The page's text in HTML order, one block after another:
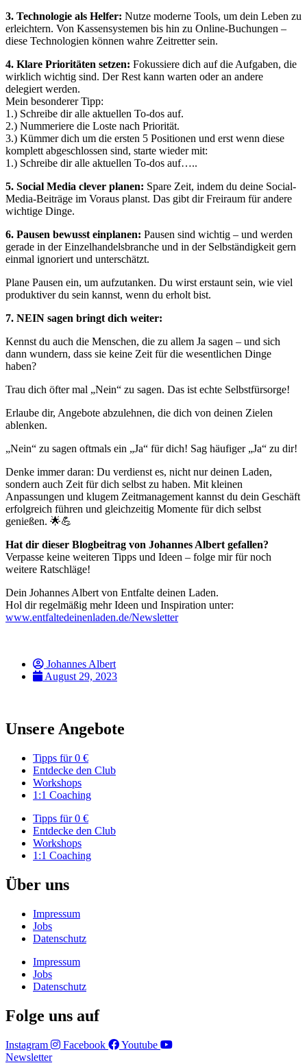
3. Technologie als Helfer: Nutze moderne Tools, um dein Leben zu
erleichtern. Von Kassensystemen bis hin zu Online-Buchungen –
diese Technologien können wahre Zeitretter sein.
4. Klare Prioritäten setzen: Fokussiere dich auf die Aufgaben, die
wirklich wichtig sind. Der Rest kann warten oder an andere
delegiert werden.
Mein besonderer Tipp:
1.) Schreibe dir alle aktuellen To-dos auf.
2.) Nummeriere die Loste nach Priorität.
3.) Kümmer dich um die ersten 5 Positionen und erst wenn diese
komplett abgeschlossen sind, starte wieder mit:
1.) Schreibe dir alle aktuellen To-dos auf…..
5. Social Media clever planen: Spare Zeit, indem du deine Social-
Media-Beiträge im Voraus planst. Das gibt dir Freiraum für andere
wichtige Dinge.
6. Pausen bewusst einplanen: Pausen sind wichtig – und werden
gerade in der Einzelhandelsbranche und in der Selbständigkeit gern
einmal ignoriert und unterschätzt.
Plane Pausen ein, um aufzutanken. Du wirst erstaunt sein, wie viel
produktiver du sein kannst, wenn du erholt bist.
7. NEIN sagen bringt dich weiter:
Kennst du auch die Menschen, die zu allem Ja sagen – und sich
dann wundern, dass sie keine Zeit für die wesentlichen Dinge
haben?
Trau dich öfter mal „Nein“ zu sagen. Das ist echte Selbstfürsorge!
Erlaube dir, Angebote abzulehnen, die dich von deinen Zielen
ablenken.
„Nein“ zu sagen oftmals ein „Ja“ für dich! Sag häufiger „Ja“ zu dir!
Denke immer daran: Du verdienst es, nicht nur deinen Laden,
sondern auch Zeit für dich selbst zu haben. Mit kleinen
Anpassungen und klugem Zeitmanagement kannst du dein Geschäft
erfolgreich führen und gleichzeitig Momente für dich selbst
genießen. 🌟💪
Hat dir dieser Blogbeitrag von Johannes Albert gefallen?
Verpasse keine weiteren Tipps und Ideen – folge mir für noch
weitere Ratschläge!
Dein Johannes Albert von Entfalte deinen Laden.
Hol dir regelmäßig mehr Ideen und Inspiration unter:
www.entfaltedeinenladen.de/Newsletter
Johannes Albert
August 29, 2023
Unsere Angebote
Tipps für 0 €
Entdecke den Club
Workshops
1:1 Coaching
Tipps für 0 €
Entdecke den Club
Workshops
1:1 Coaching
Über uns
Impressum
Jobs
Datenschutz
Impressum
Jobs
Datenschutz
Folge uns auf
Instagram Facebook
Youtube
Newsletter